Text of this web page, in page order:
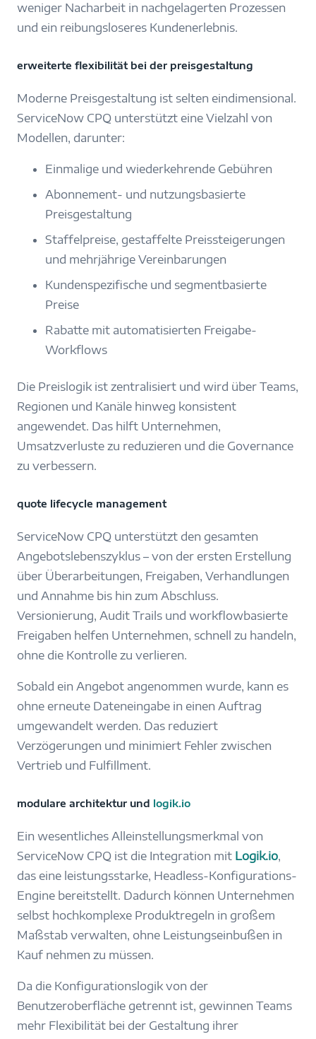
weniger Nacharbeit in nachgelagerten Prozessen
und ein reibungsloseres Kundenerlebnis.
erweiterte flexibilität bei der preisgestaltung
Moderne Preisgestaltung ist selten eindimensional.
ServiceNow CPQ unterstützt eine Vielzahl von
Modellen, darunter:
Einmalige und wiederkehrende Gebühren
Abonnement- und nutzungsbasierte
Preisgestaltung
Staffelpreise, gestaffelte Preissteigerungen
und mehrjährige Vereinbarungen
Kundenspezifische und segmentbasierte
Preise
Rabatte mit automatisierten Freigabe-
Workflows
Die Preislogik ist zentralisiert und wird über Teams,
Regionen und Kanäle hinweg konsistent
angewendet. Das hilft Unternehmen,
Umsatzverluste zu reduzieren und die Governance
zu verbessern.
quote lifecycle management
ServiceNow CPQ unterstützt den gesamten
Angebotslebenszyklus – von der ersten Erstellung
über Überarbeitungen, Freigaben, Verhandlungen
und Annahme bis hin zum Abschluss.
Versionierung, Audit Trails und workflowbasierte
Freigaben helfen Unternehmen, schnell zu handeln,
ohne die Kontrolle zu verlieren.
Sobald ein Angebot angenommen wurde, kann es
ohne erneute Dateneingabe in einen Auftrag
umgewandelt werden. Das reduziert
Verzögerungen und minimiert Fehler zwischen
Vertrieb und Fulfillment.
modulare architektur und logik.io
Ein wesentliches Alleinstellungsmerkmal von
ServiceNow CPQ ist die Integration mit Logik.io,
das eine leistungsstarke, Headless-Konfigurations-
Engine bereitstellt. Dadurch können Unternehmen
selbst hochkomplexe Produktregeln in großem
Maßstab verwalten, ohne Leistungseinbußen in
Kauf nehmen zu müssen.
Da die Konfigurationslogik von der
Benutzeroberfläche getrennt ist, gewinnen Teams
mehr Flexibilität bei der Gestaltung ihrer